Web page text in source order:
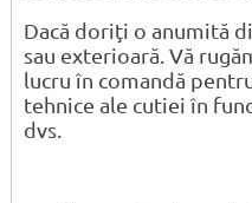
Dacă doriţi o anumită
sau exterioară. Vă
lucru în comandă
tehnice ale cutiei în
dvs.